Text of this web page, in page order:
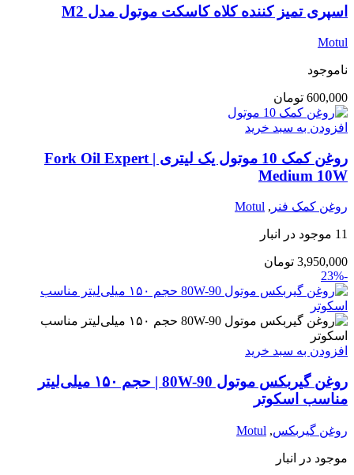
اسپری تمیز کننده کلاه کاسکت موتول مدل M2
Motul
ناموجود
600,000 تومان
افزودن به سبد خرید
روغن کمک 10 موتول یک لیتری | Fork Oil Expert
Medium 10W
روغن کمک فنر ,
Motul
11 موجود در انبار
3,950,000 تومان
-23%
افزودن به سبد خرید
روغن گیربکس موتول 80W-90 | حجم ۱۵۰ میلی‌لیتر
مناسب اسکوتر
روغن گیربکس,
Motul
موجود در انبار